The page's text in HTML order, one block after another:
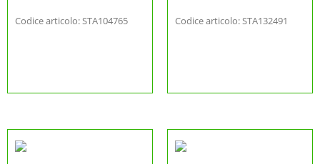
Codice articolo: STA104765 Codice articolo: STA132491